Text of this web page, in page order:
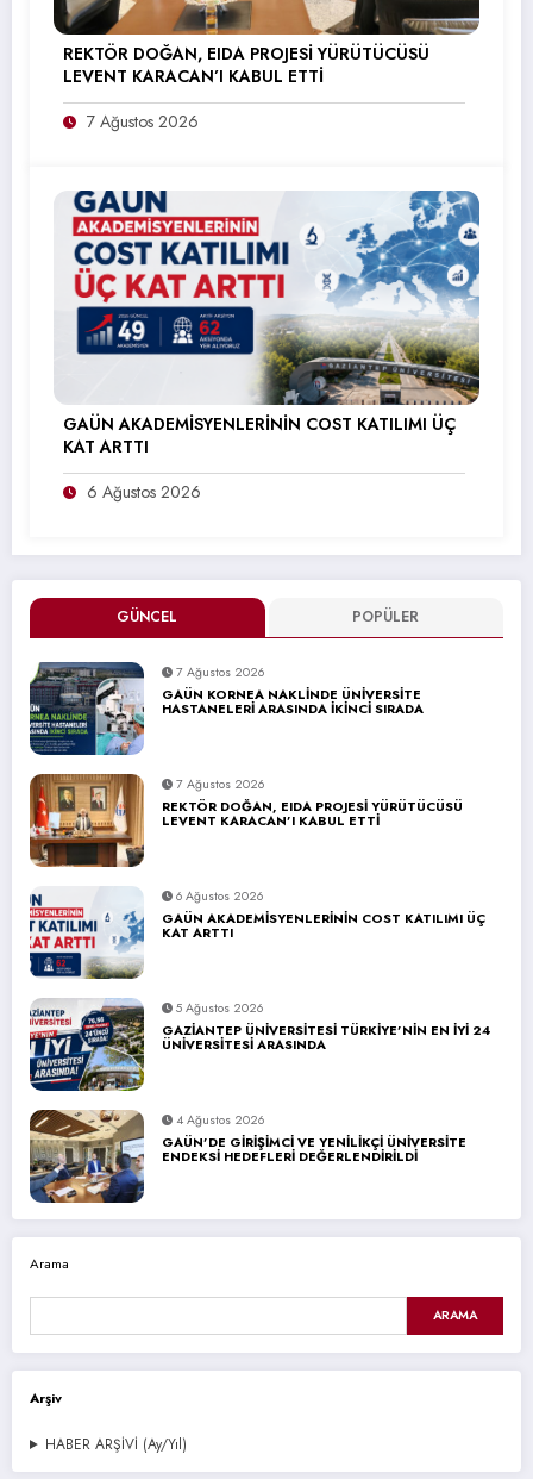
GÜNCEL POPÜLER
7 Ağustos 2026
GAÜN KORNEA NAKLİNDE ÜNİVERSİTE
HASTANELERİ ARASINDA İKİNCİ SIRADA
7 Ağustos 2026
REKTÖR DOĞAN, EIDA PROJESİ YÜRÜTÜCÜSÜ
LEVENT KARACAN’I KABUL ETTİ
6 Ağustos 2026
GAÜN AKADEMİSYENLERİNİN COST KATILIMI ÜÇ
KAT ARTTI
5 Ağustos 2026
GAZİANTEP ÜNİVERSİTESİ TÜRKİYE’NİN EN İYİ 24
ÜNİVERSİTESİ ARASINDA
4 Ağustos 2026
GAÜN’DE GİRİŞİMCİ VE YENİLİKÇİ ÜNİVERSİTE
ENDEKSİ HEDEFLERİ DEĞERLENDİRİLDİ
Arama
ARAMA
Arşiv
HABER ARŞİVİ (Ay/Yıl)
REKTÖR DOĞAN, EIDA PROJESİ YÜRÜTÜCÜSÜ
LEVENT KARACAN’I KABUL ETTİ
7 Ağustos 2026
GAÜN AKADEMİSYENLERİNİN COST KATILIMI ÜÇ
KAT ARTTI
6 Ağustos 2026